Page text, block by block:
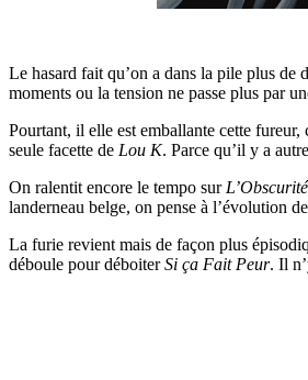
Le hasard fait qu’on a dans la pile plus de
moments ou la tension ne passe plus par
Pourtant, il elle est emballante cette fureur,
seule facette de Lou K. Parce qu’il y a
On ralentit encore le tempo sur L’Obscurité
landerneau belge, on pense à l’évolution de
La furie revient mais de façon plus
déboule pour déboiterSi ça Fait Peur. Il